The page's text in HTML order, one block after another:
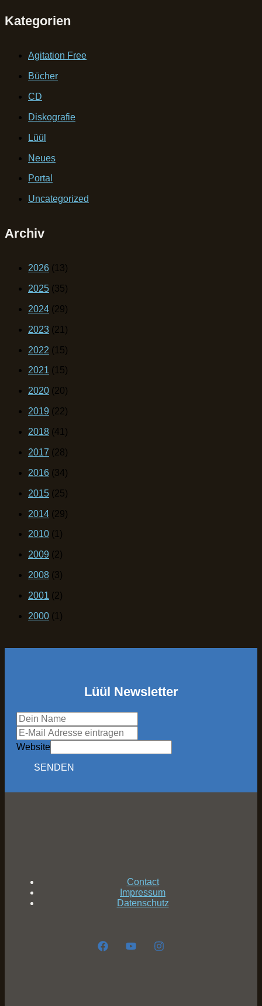
Kategorien
Agitation Free
Bücher
CD
Diskografie
Lüül
Neues
Portal
Uncategorized
Archiv
2026 (13)
2025 (35)
2024 (29)
2023 (21)
2022 (15)
2021 (15)
2020 (20)
2019 (22)
2018 (41)
2017 (28)
2016 (34)
2015 (25)
2014 (29)
2010 (1)
2009 (2)
2008 (3)
2001 (2)
2000 (1)
Lüül Newsletter
Website
SENDEN
Contact
Impressum
Datenschutz